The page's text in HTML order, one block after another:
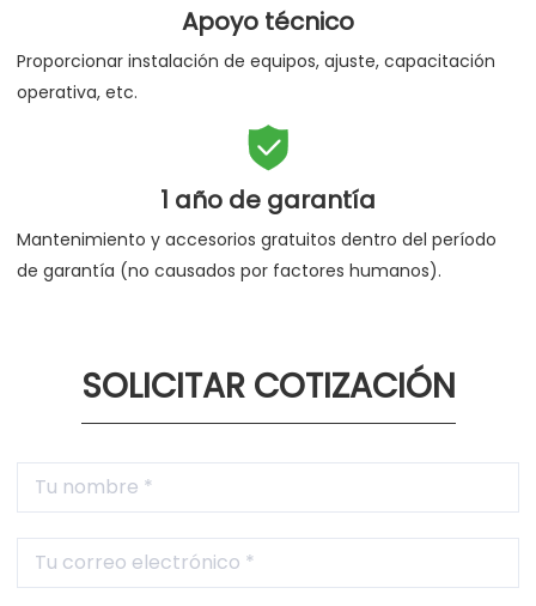
Apoyo técnico
Proporcionar instalación de equipos, ajuste, capacitación
operativa, etc.

1 año de garantía
Mantenimiento y accesorios gratuitos dentro del período
de garantía (no causados por factores humanos).
SOLICITAR COTIZACIÓN